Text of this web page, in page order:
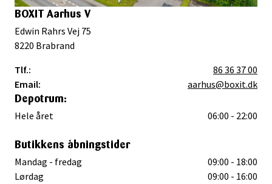
BOXIT Aarhus V
Edwin Rahrs Vej 75
8220 Brabrand
Tlf.:
86 36 37 00
Email:
aarhus@boxit.dk
Depotrum:
Hele året 06:00 - 22:00
Butikkens åbningstider
Mandag - fredag
09:00 - 18:00
Lørdag
09:00 - 16:00